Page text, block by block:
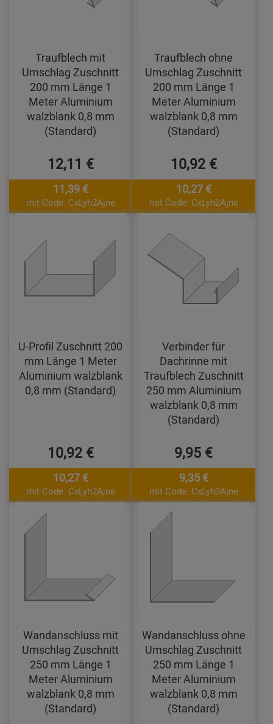
Traufblech mit
Umschlag Zuschnitt
200 mm Länge 1
Meter Aluminium
walzblank 0,8 mm
(Standard)
12,11 €
11,39 €
mit Code: CxLyh2Ajne
Traufblech ohne
Umschlag Zuschnitt
200 mm Länge 1
Meter Aluminium
walzblank 0,8 mm
(Standard)
10,92 €
10,27 €
mit Code: CxLyh2Ajne
U-Profil Zuschnitt 200
mm Länge 1 Meter
Aluminium walzblank
0,8 mm (Standard)
10,92 €
10,27 €
mit Code: CxLyh2Ajne
Verbinder für
Dachrinne mit
Traufblech Zuschnitt
250 mm Aluminium
walzblank 0,8 mm
(Standard)
9,95 €
9,35 €
mit Code: CxLyh2Ajne
Wandanschluss mit
Umschlag Zuschnitt
250 mm Länge 1
Meter Aluminium
walzblank 0,8 mm
(Standard)
Wandanschluss ohne
Umschlag Zuschnitt
250 mm Länge 1
Meter Aluminium
walzblank 0,8 mm
(Standard)